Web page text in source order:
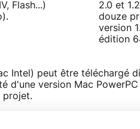
Flash...)
2.0 et
douze
version
édition
Intel) peut être téléchargé
d'une version Mac
projet.